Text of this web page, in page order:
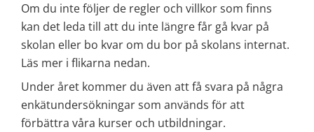
Om du inte följer de regler och villkor som finns
kan det leda till att du inte längre får gå kvar på
skolan eller bo kvar om du bor på skolans internat.
Läs mer i flikarna nedan.
Under året kommer du även att få svara på några
enkätundersökningar som används för att
förbättra våra kurser och utbildningar.